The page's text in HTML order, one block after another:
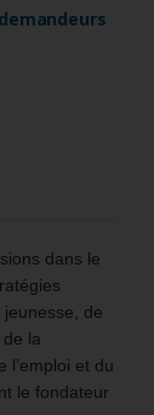
dans le
de
de la
l’emploi et du
le fondateur